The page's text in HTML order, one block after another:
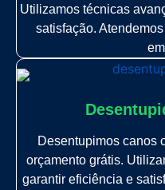
Utilizamos técnicas
satisfação.
Desentupimos canos
orçamento grátis.
garantir eficiência e